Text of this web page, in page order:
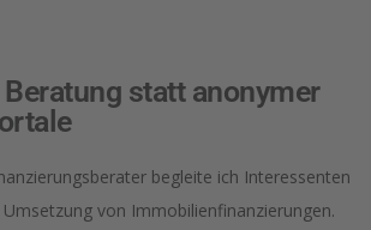
statt anonymer
begleite ich Interessenten
von Immobilienfinanzierungen.